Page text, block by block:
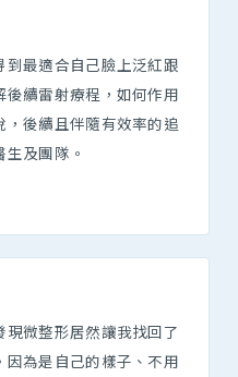
最適合自己臉上泛紅跟
續雷射療程，如何作用
後續且伴隨有效率的追
及團隊。
微整形居然讓我找回了
為是自己的樣子、不用